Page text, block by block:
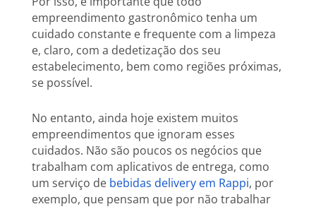
empreendimento gastronômico tenha um
cuidado constante e frequente com a limpeza
e, claro, com a dedetização dos seu
estabelecimento, bem como regiões próximas,
se possível.
No entanto, ainda hoje existem muitos
empreendimentos que ignoram esses
cuidados. Não são poucos os negócios que
trabalham com aplicativos de entrega, como
um serviço de bebidas delivery em Rappi, por
exemplo, que pensam que por não trabalhar